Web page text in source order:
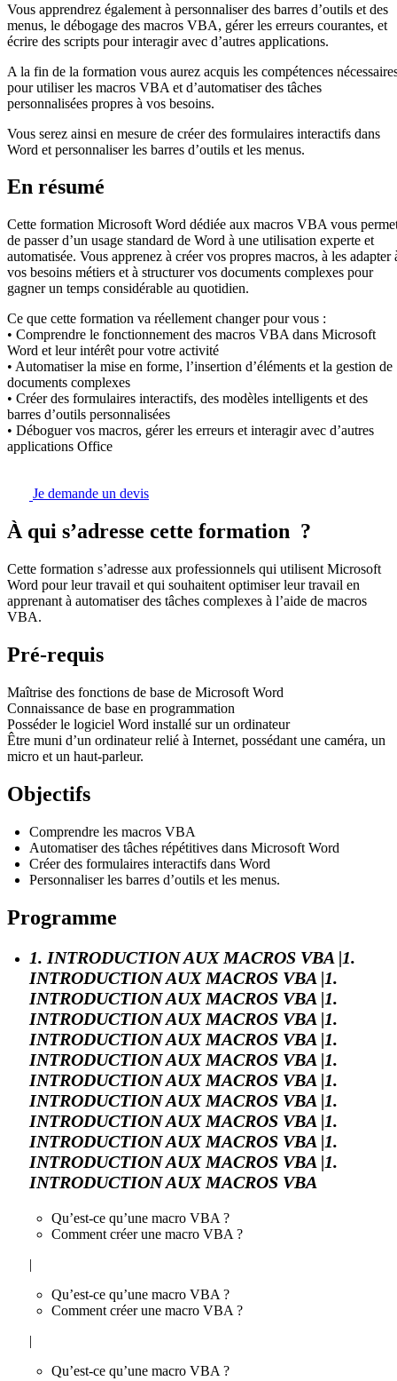
Vous apprendrez également à personnaliser des barres d’outils et des
menus, le débogage des macros VBA, gérer les erreurs courantes, et
écrire des scripts pour interagir avec d’autres applications.
A la fin de la formation vous aurez acquis les compétences
pour utiliser les macros VBA et d’automatiser des tâches
personnalisées propres à vos besoins.
Vous serez ainsi en mesure de créer des formulaires interactifs dans
Word et personnaliser les barres d’outils et les menus.
En résumé
Cette formation Microsoft Word dédiée aux macros VBA vous
de passer d’un usage standard de Word à une utilisation experte et
automatisée. Vous apprenez à créer vos propres macros, à les adapter
vos besoins métiers et à structurer vos documents complexes pour
gagner un temps considérable au quotidien.
Ce que cette formation va réellement changer pour vous :
• Comprendre le fonctionnement des macros VBA dans Microsoft
Word et leur intérêt pour votre activité
• Automatiser la mise en forme, l’insertion d’éléments et la gestion de
documents complexes
• Créer des formulaires interactifs, des modèles intelligents et des
barres d’outils personnalisées
• Déboguer vos macros, gérer les erreurs et interagir avec d’autres
applications Office
Je demande un devis
À qui s’adresse cette formation ?
Cette formation s’adresse aux professionnels qui utilisent Microsoft
Word pour leur travail et qui souhaitent optimiser leur travail en
apprenant à automatiser des tâches complexes à l’aide de macros
VBA.
Pré-requis
Maîtrise des fonctions de base de Microsoft Word
Connaissance de base en programmation
Posséder le logiciel Word installé sur un ordinateur
Être muni d’un ordinateur relié à Internet, possédant une caméra, un
micro et un haut-parleur.
Objectifs
Comprendre les macros VBA
Automatiser des tâches répétitives dans Microsoft Word
Créer des formulaires interactifs dans Word
Personnaliser les barres d’outils et les menus.
Programme
1. INTRODUCTION AUX MACROS VBA |1.
INTRODUCTION AUX MACROS VBA |1.
INTRODUCTION AUX MACROS VBA |1.
INTRODUCTION AUX MACROS VBA |1.
INTRODUCTION AUX MACROS VBA |1.
INTRODUCTION AUX MACROS VBA |1.
INTRODUCTION AUX MACROS VBA |1.
INTRODUCTION AUX MACROS VBA |1.
INTRODUCTION AUX MACROS VBA |1.
INTRODUCTION AUX MACROS VBA |1.
INTRODUCTION AUX MACROS VBA |1.
INTRODUCTION AUX MACROS VBA
Qu’est-ce qu’une macro VBA ?
Comment créer une macro VBA ?
|
Qu’est-ce qu’une macro VBA ?
Comment créer une macro VBA ?
|
Qu’est-ce qu’une macro VBA ?